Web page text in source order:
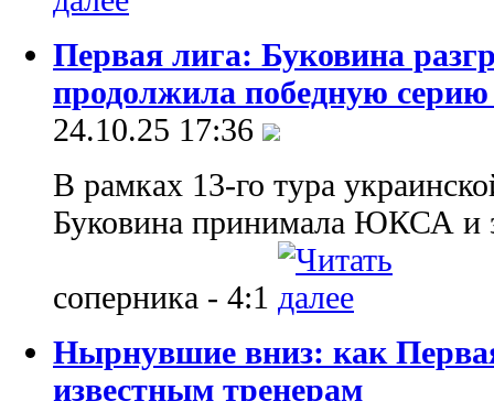
Первая лига: Буковина
продолжила победную серию
24.10.25 17:36
В рамках 13-го тура
Буковина принимала ЮКСА и
соперника - 4:1
Нырнувшие вниз: как
известным тренерам